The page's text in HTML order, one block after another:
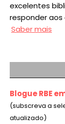
excelentes
responder
Saber mais
Blogue RBE
(subscreva a
atualizado)